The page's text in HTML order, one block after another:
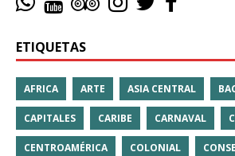
ETIQUETAS
AFRICA ARTE ASIA CENTRAL
CAPITALES CARIBE CARNAVAL
CENTROAMÉRICA COLONIAL